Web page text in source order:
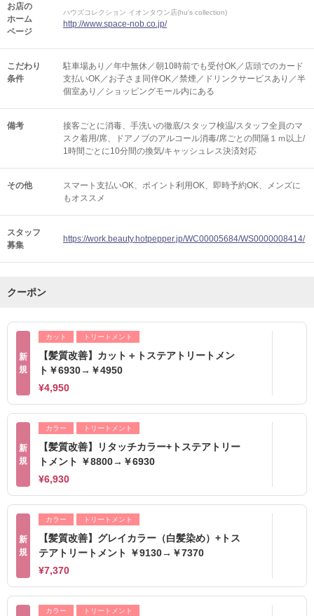
お店の
ホーム
ページ
ハウズコレクション イオンタウン店(hu's collection)
http://www.space-nob.co.jp/
こだわり
条件
駐車場あり／年中無休／朝10時前でも受付OK／店頭でのカード
支払いOK／お子さま同伴OK／禁煙／ドリンクサービスあり／半
個室あり／ショッピングモール内にある
備考
接客ごとに消毒、手洗いの徹底/スタッフ検温/スタッフ全員のマ
スク着用/席、ドアノブのアルコール消毒/席ごとの間隔１ｍ以上/
1時間ごとに10分間の換気/キャッシュレス決済対応
その他 スマート支払いOK ポイント利用OK 即時予約OK
メンズに
もオススメ
スタッフ
募集
https://work.beauty.hotpepper.jp/WC00005684/WS0000008414/
クーポン
新
規
カット トリートメント
【髪質改善】カット＋トステアトリートメン
ト￥6930→￥4950
¥4,950
新
規
カラー トリートメント
【髪質改善】リタッチカラー+トステアトリー
トメント ￥8800→￥6930
¥6,930
新
規
カラー トリートメント
【髪質改善】グレイカラー（白髪染め）+トス
テアトリートメント ￥9130→￥7370
¥7,370
カラー トリートメント